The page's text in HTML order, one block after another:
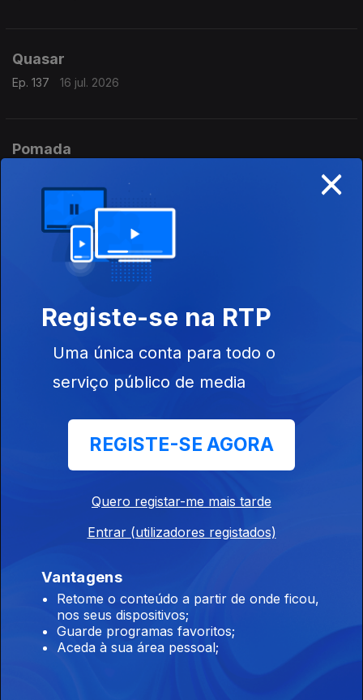
Quasar
Ep. 137 16 jul. 2026
Pomada
14 jul. 2026
Jovial
13 jul. 2026
Protagonista
10 jul. 2026
09 jul. 2026
Atmosfera
08 jul. 2026
×
Registe-se na RTP
Uma única conta para todo o
serviço público de media
REGISTE-SE AGORA
Quero registar-me mais tarde
Entrar (utilizadores registados)
Vantagens
Retome o conteúdo a partir de onde ficou,
nos seus dispositivos;
Guarde programas favoritos;
Aceda à sua área pessoal;